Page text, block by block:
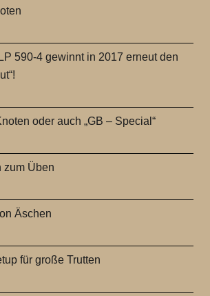
590-4 gewinnt in 2017 erneut den
oder auch „GB – Special“
zum Üben
Äschen
für große Trutten